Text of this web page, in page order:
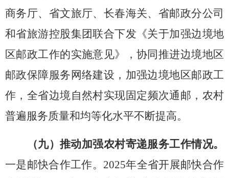
商务厅、省文旅厅、长春海关、省邮政分公司
和省旅游控股集团联合下发《关于加强边境地
区邮政工作的实施意见》，协同推进边境地区
邮政保障服务网络建设，加强边境地区邮政工
作， 全省边境自然村实现固定频次通邮， 农村
普遍服务质量和均等化水平不断提高。
（九）推动加强农村寄递服务工作情况。
一是邮快合作工作。 2025年全省开展邮快合作